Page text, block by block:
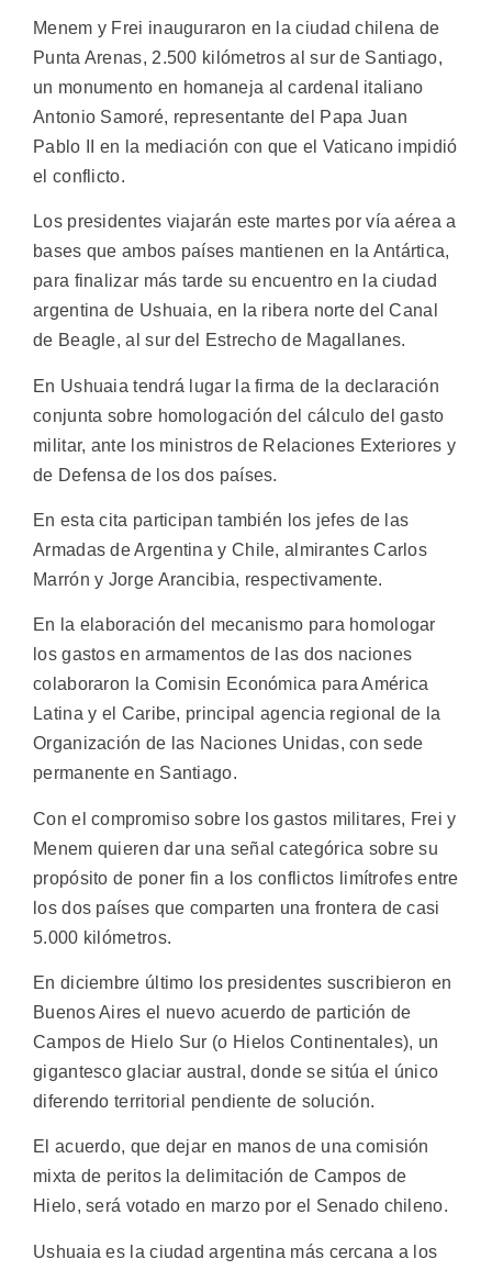
Menem y Frei inauguraron en la ciudad chilena de
Punta Arenas, 2.500 kilómetros al sur de Santiago,
un monumento en homaneja al cardenal italiano
Antonio Samoré, representante del Papa Juan
Pablo II en la mediación con que el Vaticano impidió
el conflicto.
Los presidentes viajarán este martes por vía aérea a
bases que ambos países mantienen en la Antártica,
para finalizar más tarde su encuentro en la ciudad
argentina de Ushuaia, en la ribera norte del Canal
de Beagle, al sur del Estrecho de Magallanes.
En Ushuaia tendrá lugar la firma de la declaración
conjunta sobre homologación del cálculo del gasto
militar, ante los ministros de Relaciones Exteriores y
de Defensa de los dos países.
En esta cita participan también los jefes de las
Armadas de Argentina y Chile, almirantes Carlos
Marrón y Jorge Arancibia, respectivamente.
En la elaboración del mecanismo para homologar
los gastos en armamentos de las dos naciones
colaboraron la Comisin Económica para América
Latina y el Caribe, principal agencia regional de la
Organización de las Naciones Unidas, con sede
permanente en Santiago.
Con el compromiso sobre los gastos militares, Frei y
Menem quieren dar una señal categórica sobre su
propósito de poner fin a los conflictos limítrofes entre
los dos países que comparten una frontera de casi
5.000 kilómetros.
En diciembre último los presidentes suscribieron en
Buenos Aires el nuevo acuerdo de partición de
Campos de Hielo Sur (o Hielos Continentales), un
gigantesco glaciar austral, donde se sitúa el único
diferendo territorial pendiente de solución.
El acuerdo, que dejar en manos de una comisión
mixta de peritos la delimitación de Campos de
Hielo, será votado en marzo por el Senado chileno.
Ushuaia es la ciudad argentina más cercana a los